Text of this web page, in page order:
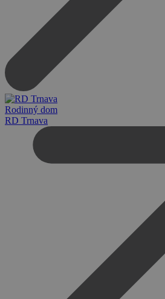
Rodinný dom
RD Trnava